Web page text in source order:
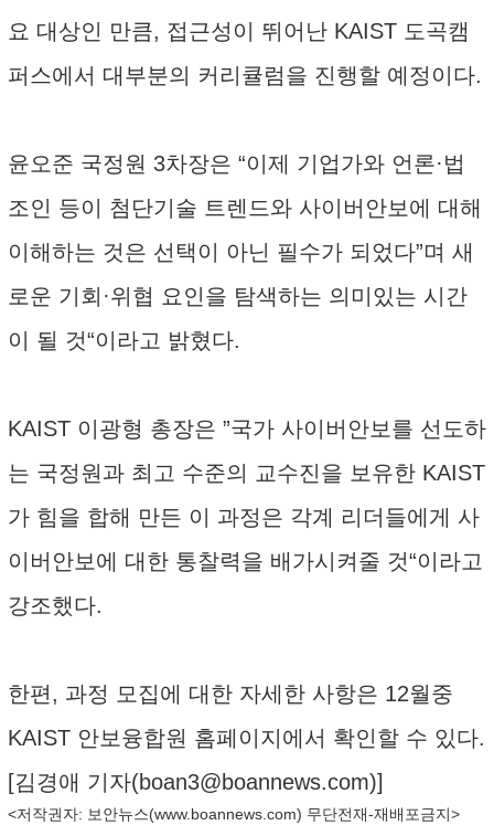
요 대상인 만큼, 접근성이 뛰어난 KAIST 도곡캠
퍼스에서 대부분의 커리큘럼을 진행할 예정이다.
윤오준 국정원 3차장은 “이제 기업가와 언론·법
조인 등이 첨단기술 트렌드와 사이버안보에 대해
이해하는 것은 선택이 아닌 필수가 되었다”며 새
로운 기회·위협 요인을 탐색하는 의미있는 시간
이 될 것“이라고 밝혔다.
KAIST 이광형 총장은 ”국가 사이버안보를 선도하
는 국정원과 최고 수준의 교수진을 보유한 KAIST
가 힘을 합해 만든 이 과정은 각계 리더들에게 사
이버안보에 대한 통찰력을 배가시켜줄 것“이라고
강조했다.
한편, 과정 모집에 대한 자세한 사항은 12월중
KAIST 안보융합원 홈페이지에서 확인할 수 있다.
[김경애 기자(boan3@boannews.com)]
<저작권자: 보안뉴스(www.boannews.com) 무단전재-재배포금지>